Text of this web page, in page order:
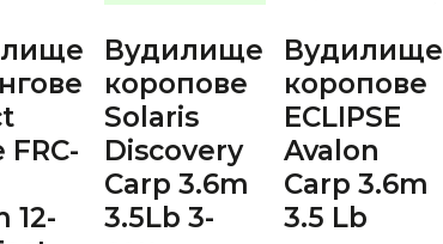
FRC-
12-
Вудилище
коропове
Solaris
Discovery
Carp 3.6m
3.5Lb 3-
Вудилище
коропове
ECLIPSE
Avalon
Carp 3.6m
3.5 Lb